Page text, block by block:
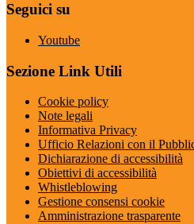
Seguici su
Youtube
Sezione Link Utili
Cookie policy
Note legali
Informativa Privacy
Ufficio Relazioni con il
Dichiarazione di accessibilità
Obiettivi di accessibilità
Whistleblowing
Gestione consensi cookie
Amministrazione trasparente